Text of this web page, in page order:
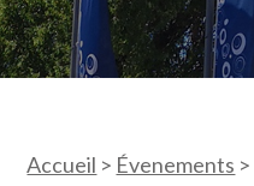
Accueil > Évenements >